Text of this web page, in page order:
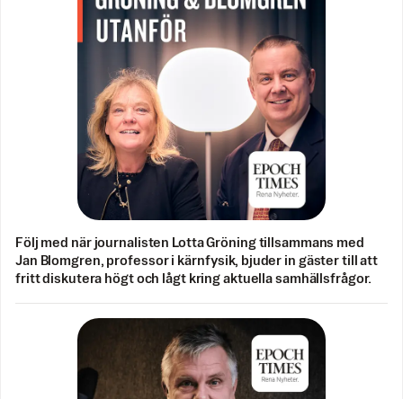
Följ med när journalisten Lotta Gröning tillsammans med
Jan Blomgren, professor i kärnfysik, bjuder in gäster till att
fritt diskutera högt och lågt kring aktuella samhällsfrågor.